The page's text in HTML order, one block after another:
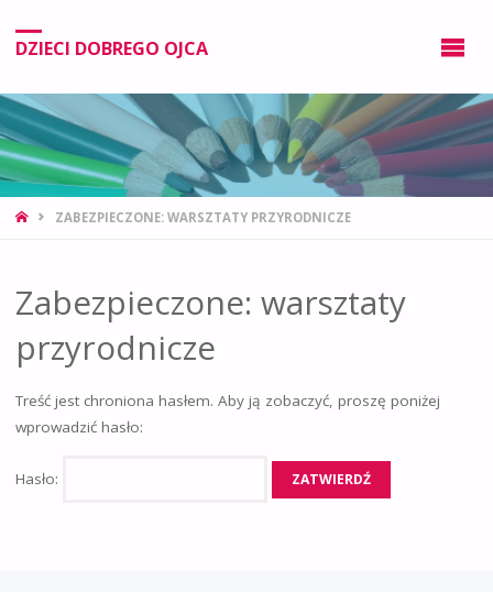
DZIECI DOBREGO OJCA
ZABEZPIECZONE: WARSZTATY PRZYRODNICZE
Zabezpieczone: warsztaty
przyrodnicze
Treść jest chroniona hasłem. Aby ją zobaczyć, proszę poniżej
wprowadzić hasło:
Hasło: